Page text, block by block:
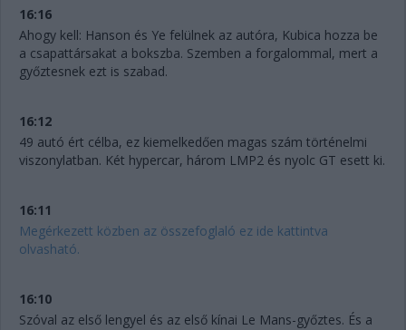
16:16
Ahogy kell: Hanson és Ye felülnek az autóra, Kubica hozza be
a csapattársakat a bokszba. Szemben a forgalommal, mert a
győztesnek ezt is szabad.
16:12
49 autó ért célba, ez kiemelkedően magas szám történelmi
viszonylatban. Két hypercar, három LMP2 és nyolc GT esett ki.
16:11
Megérkezett közben az összefoglaló ez ide kattintva
olvasható.
16:10
Szóval az első lengyel és az első kínai Le Mans-győztes. És a